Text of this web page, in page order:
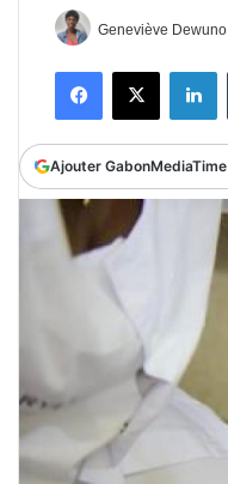
Geneviève
FacebookX
Ajouter